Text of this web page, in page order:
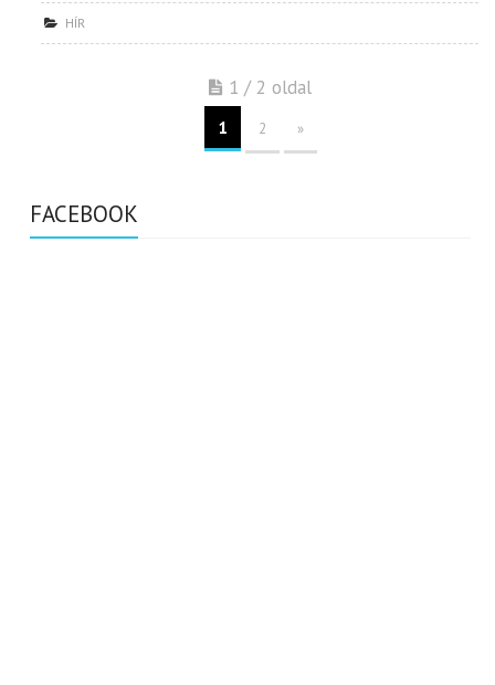
HÍR
1 / 2 oldal
1 2 »
FACEBOOK